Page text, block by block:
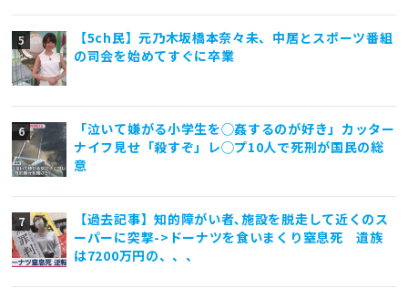
【5ch民】元乃木坂橋本奈々未、中居とスポーツ番組
の司会を始めてすぐに卒業
「泣いて嫌がる小学生を◯姦するのが好き」カッター
ナイフ見せ「殺すぞ」レ◯プ10人で死刑が国民の総
意
【過去記事】知的障がい者､施設を脱走して近くのス
ーパーに突撃->ドーナツを食いまくり窒息死 遺族
は7200万円の、、、